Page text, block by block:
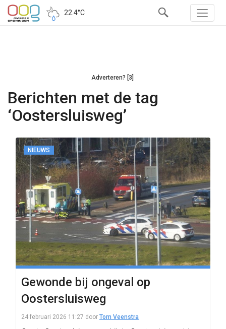
22.4°C
Adverteren? [3]
Berichten met de tag
‘Oostersluisweg’
NIEUWS
Gewonde bij ongeval op
Oostersluisweg
24 februari 2026 11:27 door Tom Veenstra